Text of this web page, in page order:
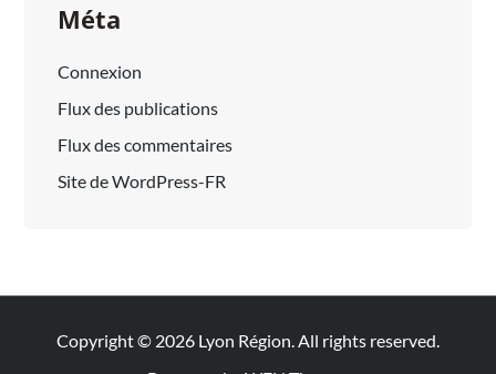
Méta
Connexion
Flux des publications
Flux des commentaires
Site de WordPress-FR
Copyright © 2026 Lyon Région. All rights reserved.